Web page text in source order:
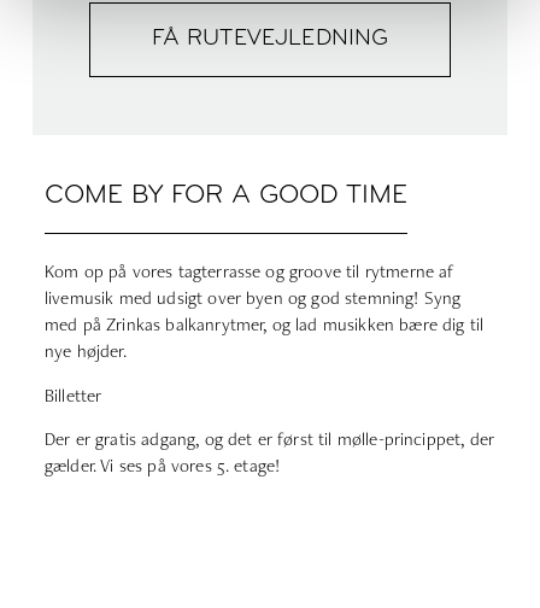
COME BY FOR A GOOD TIME
Kom op på vores tagterrasse og groove til rytmerne af
livemusik med udsigt over byen og god stemning! Syng
med på Zrinkas balkanrytmer, og lad musikken bære dig til
nye højder.
Billetter
Der er gratis adgang, og det er først til mølle-princippet, der
gælder. Vi ses på vores 5. etage!
FÅ RUTEVEJLEDNING